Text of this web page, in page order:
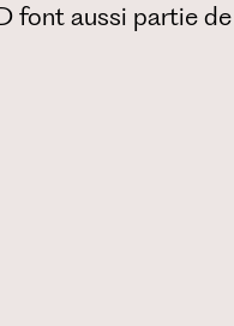
font aussi partie